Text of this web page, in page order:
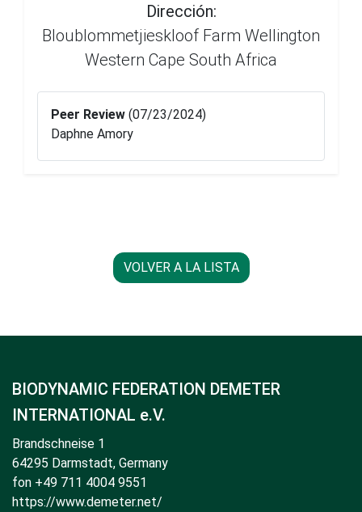
Dirección:
Bloublommetjieskloof Farm Wellington
Western Cape South Africa
Peer Review (07/23/2024)
Daphne Amory
VOLVER A LA LISTA
BIODYNAMIC FEDERATION DEMETER
INTERNATIONAL e.V.
Brandschneise 1
64295 Darmstadt, Germany
fon +49 711 4004 9551
https://www.demeter.net/